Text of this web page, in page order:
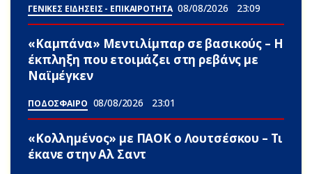
ΓΕΝΙΚΕΣ ΕΙΔΗΣΕΙΣ - ΕΠΙΚΑΙΡΟΤΗΤΑ 08/08/2026 23:09
«Καμπάνα» Μεντιλίμπαρ σε βασικούς – Η
έκπληξη που ετοιμάζει στη ρεβάνς με
Ναϊμέγκεν
ΠΟΔΟΣΦΑΙΡΟ 08/08/2026 23:01
«Κολλημένος» με ΠΑΟΚ ο Λουτσέσκου – Τι
έκανε στην Αλ Σαντ